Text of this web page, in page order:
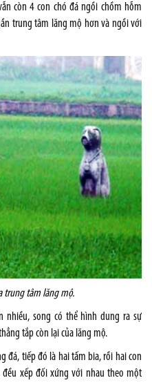
còn 4 con chó đá ngồi chồm hỗm
trung tâm lăng mộ hơn và ngồi với
trung tâm lăng mộ.
nhiều, song có thể hình dung ra sự
tắp còn lại của lăng mộ.
đá, tiếp đó là hai tấm bia, rồi hai con
xếp đối xứng với nhau theo một